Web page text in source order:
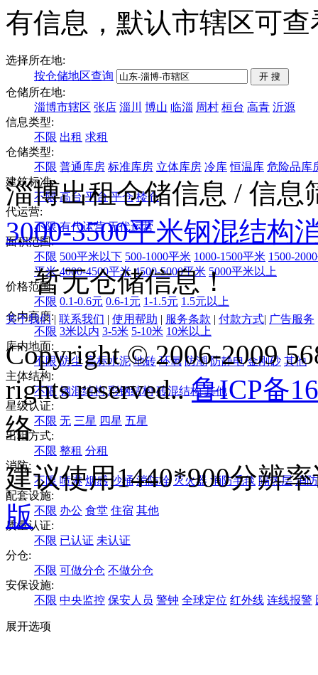
有信息，默认市辖区可
选择所在地:
按仓储地区查询
仓储所在地:
淄博市辖区 张店 淄川 博山 临淄 周村 桓台 高青 沂源
信息类型:
不限 出租 求租
仓储类型:
不限 普通库房 标准库房 立体库房 冷库 恒温库 危险品库
建筑标准:
不限 高台 平台 平仓 楼仓
代运营:
不限 有代运营 无代运营
面积范围:
不限 500平米以下 500-1000平米 1000-1500平米 1500-
平米 4000-4500平米 4500-5000平米 5000平米以上
价格范围:
不限 0.1-0.6元 0.6-1元 1-1.5元 1.5元以上
仓内高度:
不限 3米以内 3-5米 5-10米 10米以上
库内地面:
不限 防尘 高标水泥 地砖 环氧 防潮 防静电 金刚砂 其他
主体结构:
不限 钢混结构 彩钢结构 砖混结构 其他
星级认证:
不限 无 三星 四星 五星
出租方式:
不限 整租 分租
消防:
不限 喷淋 烟感 沙桶 消防栓 灭火器 消防毛毯 隔热层 消
配套设施:
不限 办公 食堂 住宿 其他
质量认证:
不限 已认证 未认证
分仓:
不限 可做分仓 不做分仓
安保设施:
不限 中央监控 保安人员 警钟 全球定位 红外线 连线报警
展开选项
淄博出租仓储信息 / 信息
3000-3500平米钢混结构
暂无仓储信息！
关于我们| 联系我们 | 使用帮助 | 服务条款 | 付款方式| 广告服务
Copyright © 2006-2009
rights reserved..鲁ICP备
络
建议使用1440*900分辨
版